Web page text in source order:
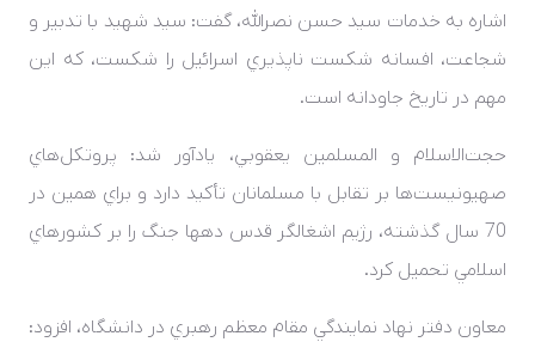
اشاره به خدمات سيد حسن نصرالله، گفت: سيد شهيد با تدبير و
شجاعت، افسانه شکست ناپذيري اسرائيل را شکست، که اين
مهم در تاريخ جاودانه است.
حجت‌‌‌الاسلام و المسلمين يعقوبي، يادآور شد: پروتکل‌هاي
صهيونيست‌ها بر تقابل با مسلمانان تأکيد دارد و براي همين در
70 سال گذشته، رژيم اشغالگر قدس دهها جنگ را بر کشورهاي
اسلامي تحميل کرد.
معاون دفتر نهاد نمايندگي مقام معظم رهبري در دانشگاه، افزود: